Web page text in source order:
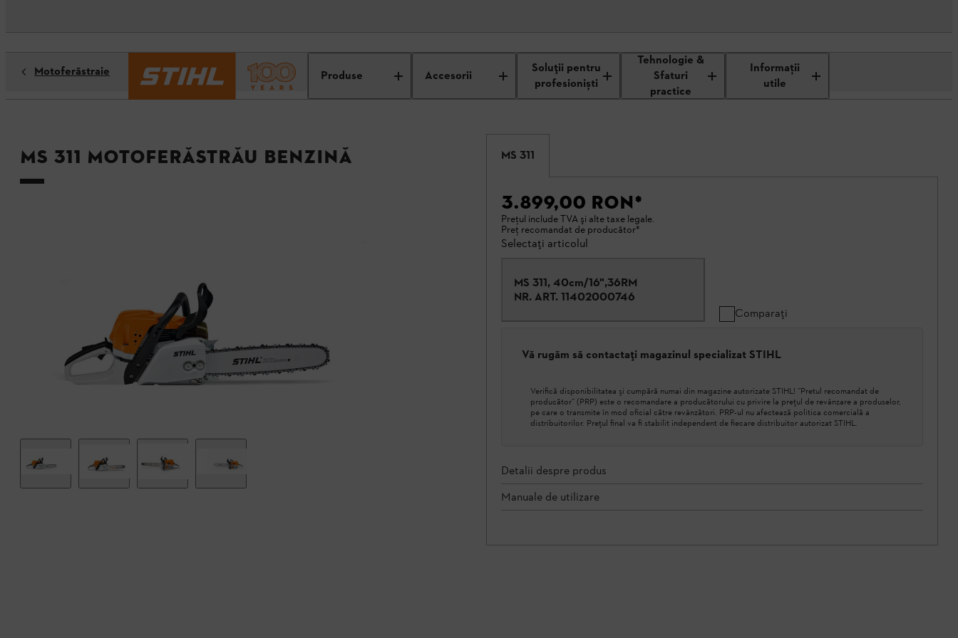
Produse Accesorii
Soluții pentru
profesioniști
Tehnologie &
Sfaturi
practice
Informaţii
utile
Motoferăstraie
MS 311 Motoferăstrău benzină MS 311
3.899,00 RON*
Preţul include TVA şi alte taxe legale.
Preţ recomandat de producător*
Selectați articolul
MS 311, 40cm/16",36RM
NR. ART. 11402000746
Comparați
Vă rugăm să contactați magazinul specializat STIHL
Verifică disponibilitatea şi cumpără numai din magazine autorizate STIHL! ”Pretul recomandat de
producător” (PRP) este o recomandare a producătorului cu privire la prețul de revânzare a produselor,
pe care o transmite în mod oficial către revânzători. PRP-ul nu afectează politica comercială a
distribuitorilor. Prețul final va fi stabilit independent de fiecare distribuitor autorizat STIHL.
Detalii despre produs
Manuale de utilizare